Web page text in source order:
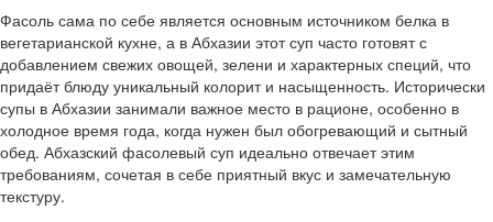
Фасоль сама по себе является основным источником белка в
вегетарианской кухне, а в Абхазии этот суп часто готовят с
добавлением свежих овощей, зелени и характерных специй, что
придаёт блюду уникальный колорит и насыщенность. Исторически
супы в Абхазии занимали важное место в рационе, особенно в
холодное время года, когда нужен был обогревающий и сытный
обед. Абхазский фасолевый суп идеально отвечает этим
требованиям, сочетая в себе приятный вкус и замечательную
текстуру.